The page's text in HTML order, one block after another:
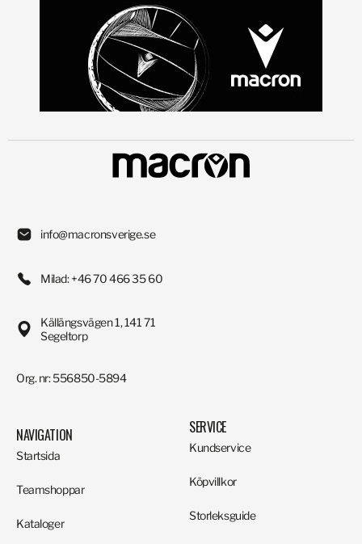
info@macronsverige.se
Milad: +46 70 466 35 60
Källängsvägen 1, 141 71
Segeltorp
Org. nr: 556850-5894
NAVIGATION
Startsida
Teamshoppar
Kataloger
SERVICE
Kundservice
Köpvillkor
Storleksguide